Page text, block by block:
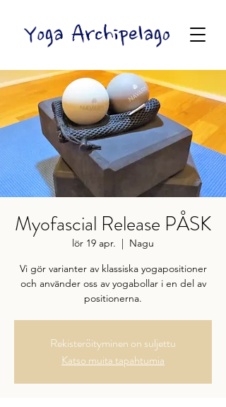
Myofascial Release PÅSK
lör 19 apr.
  |
Nagu
Vi gör varianter av klassiska yogapositioner
och använder oss av yogabollar i en del av
positionerna.
Rekisteröityminen on suljettu
Katso muita tapahtumia